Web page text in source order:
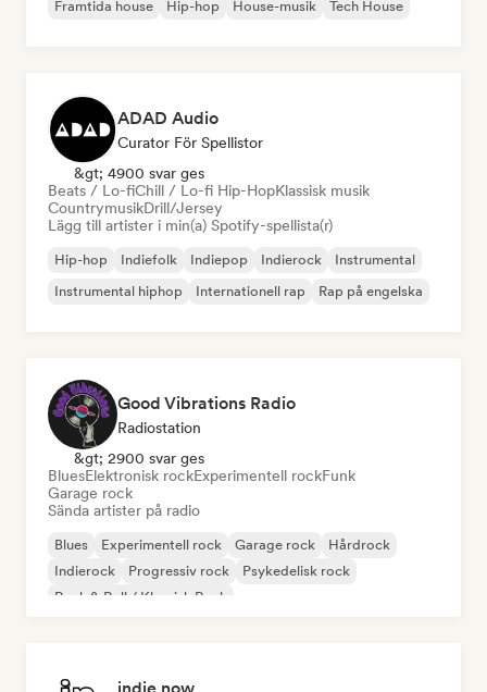
Framtida house Hip-hop House-musik Tech House
ADAD Audio
Curator För Spellistor
&gt; 4900 svar ges
Beats / Lo-fiChill / Lo-fi Hip-HopKlassisk musik
CountrymusikDrill/Jersey
Lägg till artister i min(a) Spotify-spellista(r)
Hip-hop Indiefolk Indiepop Indierock
Instrumental
Instrumental hiphop
Internationell rap Rap på engelska
Good Vibrations Radio
Radiostation
&gt; 2900 svar ges
BluesElektronisk rockExperimentell rockFunk
Garage rock
Sända artister på radio
Blues Experimentell rock Garage rock
Hårdrock
Indierock
Progressiv rock
Psykedelisk rock
Rock & Roll / Klassisk Rock